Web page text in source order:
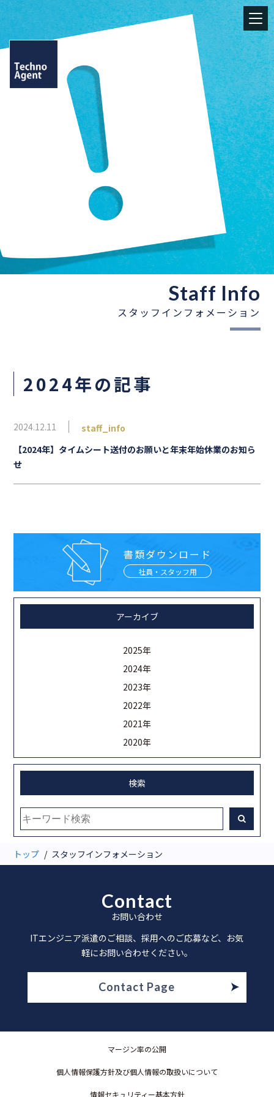
Staff Info
スタッフインフォメーション
2024年の記事
2024.12.11
staff_info
【2024年】タイムシート送付のお願いと年末年始休業のお知ら
せ
書類ダウンロード
社員・スタッフ用
アーカイブ
2025年
2024年
2023年
2022年
2021年
2020年
検索
トップ スタッフインフォメーション
Contact
お問い合わせ
ITエンジニア派遣のご相談、採用へのご応募など、お気
軽にお問い合わせください。
Contact Page
マージン率の公開
個人情報保護方針及び個人情報の取扱いについて
情報セキュリティー基本方針